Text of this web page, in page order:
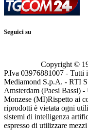
Seguici su
Copyright ©
P.Iva 03976881007 - Tutti
Mediamond S.p.A. - RTI
Amsterdam (Paesi Bassi)
Monzese (MI)Rispetto ai
riprodotti è vietata ogni
sistemi di intelligenza
espresso di utilizzare